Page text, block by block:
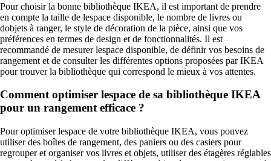
Pour choisir la bonne bibliothèque IKEA, il est important de prendre
en compte la taille de lespace disponible, le nombre de livres ou
dobjets à ranger, le style de décoration de la pièce, ainsi que vos
préférences en termes de design et de fonctionnalités. Il est
recommandé de mesurer lespace disponible, de définir vos besoins de
rangement et de consulter les différentes options proposées par IKEA
pour trouver la bibliothèque qui correspond le mieux à vos attentes.
Comment optimiser lespace de sa bibliothèque IKEA
pour un rangement efficace ?
Pour optimiser lespace de votre bibliothèque IKEA, vous pouvez
utiliser des boîtes de rangement, des paniers ou des casiers pour
regrouper et organiser vos livres et objets, utiliser des étagères réglables